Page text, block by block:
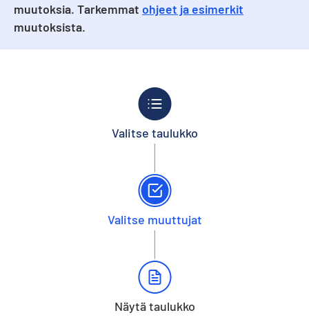
muutoksia. Tarkemmat ohjeet ja esimerkit
muutoksista.
Valitse taulukko
Valitse muuttujat
Näytä taulukko